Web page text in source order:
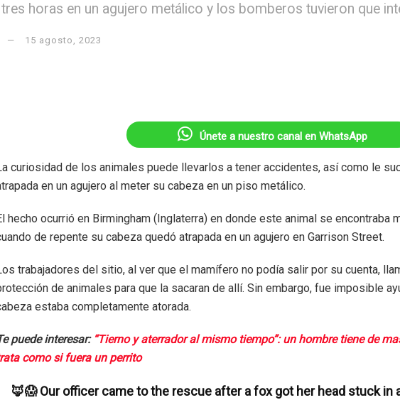
horas en un agujero metálico y los bomberos tuvieron que
15 agosto, 2023
Únete a nuestro canal en WhatsApp
curiosidad de los animales puede llevarlos a tener accidentes, así como le
en un agujero al meter su cabeza en un piso metálico.
hecho ocurrió en Birmingham (Inglaterra) en donde este animal se encontraba
de repente su cabeza quedó atrapada en un agujero en Garrison Street.
trabajadores del sitio, al ver que el mamífero no podía salir por su cuenta,
de animales para que la sacaran de allí. Sin embargo, fue imposible
estaba completamente atorada.
puede interesar: “Tierno y aterrador al mismo tiempo”: un hombre tiene de
como si fuera un perrito
🦊😱 Our officer came to the rescue after a fox got her head stuck in